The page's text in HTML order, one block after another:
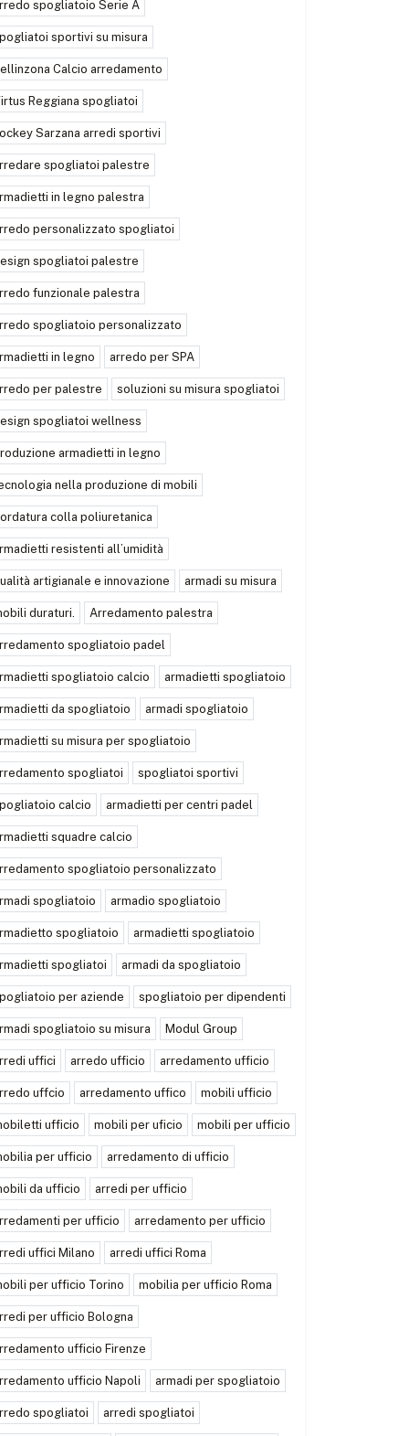
spogliatoio Serie A
sportivi su misura
Calcio arredamento
Reggiana spogliatoi
Sarzana arredi sportivi
spogliatoi palestre
in legno palestra
personalizzato spogliatoi
spogliatoi palestre
funzionale palestra
spogliatoio personalizzato
in legno arredo per SPA
per palestre soluzioni su misura spogliatoi
spogliatoi wellness
armadietti in legno
nella produzione di mobili
colla poliuretanica
resistenti all’umidità
artigianale e innovazione armadi su misura
duraturi. Arredamento palestra
spogliatoio padel
spogliatoio calcio armadietti spogliatoio
da spogliatoio armadi spogliatoio
su misura per spogliatoio
spogliatoi spogliatoi sportivi
calcio armadietti per centri padel
squadre calcio
spogliatoio personalizzato
spogliatoio armadio spogliatoio
spogliatoio armadietti spogliatoio
spogliatoi armadi da spogliatoio
per aziende spogliatoio per dipendenti
spogliatoio su misura Modul Group
uffici arredo ufficio arredamento ufficio
uffcio arredamento uffico mobili ufficio
ufficio mobili per uficio mobili per ufficio
per ufficio arredamento di ufficio
da ufficio arredi per ufficio
per ufficio arredamento per ufficio
uffici Milano arredi uffici Roma
per ufficio Torino mobilia per ufficio Roma
per ufficio Bologna
ufficio Firenze
ufficio Napoli armadi per spogliatoio
spogliatoi arredi spogliatoi